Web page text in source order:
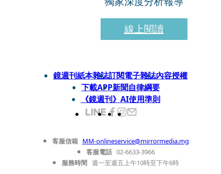
線上閱讀
鏡週刊紙本雜誌訂閱電子雜誌內容授權
下載APP新聞自律綱要
《鏡週刊》AI使用準則
客服信箱 MM-onlineservice@mirrormedia.mg
客服電話 02-6633-3966
服務時間 週一至週五上午10時至下午6時